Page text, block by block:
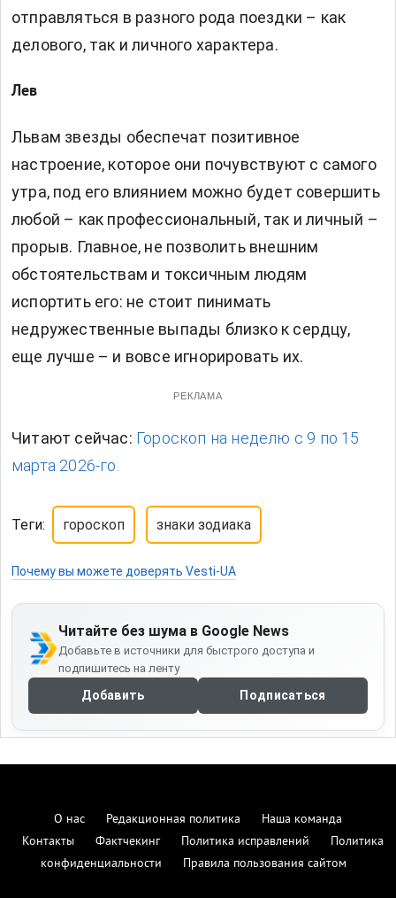
отправляться в разного рода поездки – как
делового, так и личного характера.
Лев
Львам звезды обеспечат позитивное
настроение, которое они почувствуют с самого
утра, под его влиянием можно будет совершить
любой – как профессиональный, так и личный –
прорыв. Главное, не позволить внешним
обстоятельствам и токсичным людям
испортить его: не стоит пинимать
недружественные выпады близко к сердцу,
еще лучше – и вовсе игнорировать их.
РЕКЛАМА
Читают сейчас: Гороскоп на неделю с 9 по 15
марта 2026-го.
Теги: гороскоп знаки зодиака
Почему вы можете доверять Vesti-UA
Читайте без шума в Google News
Добавьте в источники для быстрого доступа и
подпишитесь на ленту
Добавить Подписаться
О нас Редакционная политика
Наша команда
Контакты
Фактчекинг Политика исправлений
Политика
конфиденциальности
Правила пользования сайтом